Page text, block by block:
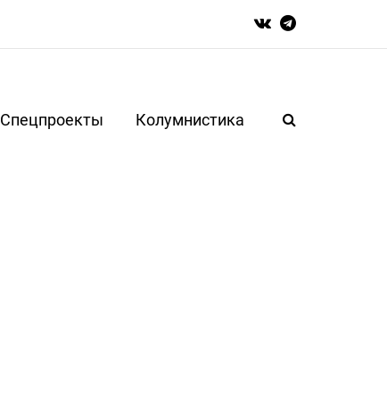
Спецпроекты Колумнистика